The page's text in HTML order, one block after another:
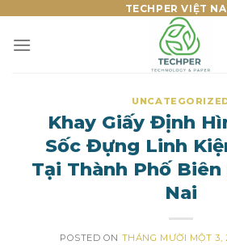
content
TECHPER VIỆT
Khay Giấy Định
Sốc Đựng Linh
Tại Thành Phố
Nai
POSTED ON THÁNG MƯỜI MỘT 3,